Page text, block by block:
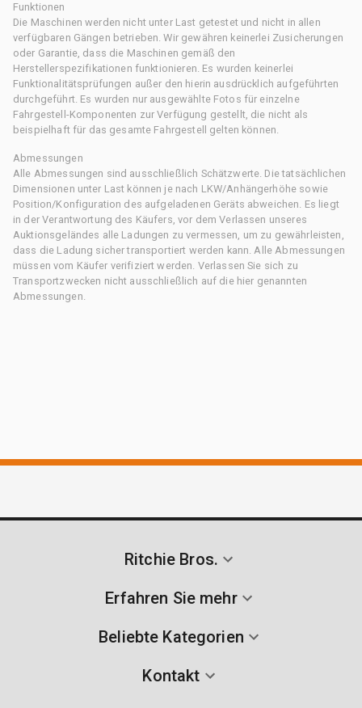
Funktionen
Die Maschinen werden nicht unter Last getestet und nicht in allen
verfügbaren Gängen betrieben. Wir gewähren keinerlei Zusicherungen
oder Garantie, dass die Maschinen gemäß den
Herstellerspezifikationen funktionieren. Es wurden keinerlei
Funktionalitätsprüfungen außer den hierin ausdrücklich aufgeführten
durchgeführt. Es wurden nur ausgewählte Fotos für einzelne
Fahrgestell-Komponenten zur Verfügung gestellt, die nicht als
beispielhaft für das gesamte Fahrgestell gelten können.
Abmessungen
Alle Abmessungen sind ausschließlich Schätzwerte. Die tatsächlichen
Dimensionen unter Last können je nach LKW/Anhängerhöhe sowie
Position/Konfiguration des aufgeladenen Geräts abweichen. Es liegt
in der Verantwortung des Käufers, vor dem Verlassen unseres
Auktionsgeländes alle Ladungen zu vermessen, um zu gewährleisten,
dass die Ladung sicher transportiert werden kann. Alle Abmessungen
müssen vom Käufer verifiziert werden. Verlassen Sie sich zu
Transportzwecken nicht ausschließlich auf die hier genannten
Abmessungen.
Ritchie Bros.
Erfahren Sie mehr
Beliebte Kategorien
Kontakt